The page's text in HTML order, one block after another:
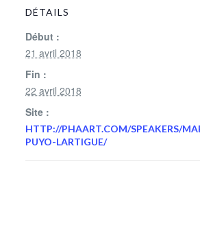
DÉTAILS
Début :
21 avril 2018
Fin :
22 avril 2018
Site :
HTTP://PHAART.COM/SPEAKERS/
PUYO-LARTIGUE/